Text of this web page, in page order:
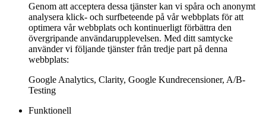
Genom att acceptera dessa tjänster kan vi spåra och anonymt
analysera klick- och surfbeteende på vår webbplats för att
optimera vår webbplats och kontinuerligt förbättra den
övergripande användarupplevelsen. Med ditt samtycke
använder vi följande tjänster från tredje part på denna
webbplats:
Google Analytics, Clarity, Google Kundrecensioner, A/B-
Testing
Funktionell